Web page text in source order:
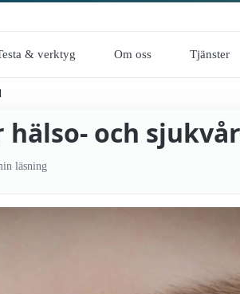
& verktyg Om oss Tjänster
och
läsning